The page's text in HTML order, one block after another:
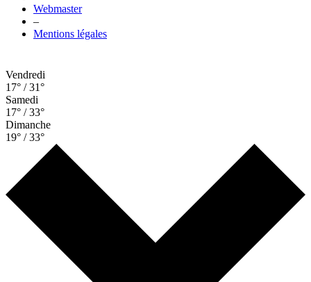
Webmaster
–
Mentions légales
Vendredi
17° / 31°
Samedi
17° / 33°
Dimanche
19° / 33°